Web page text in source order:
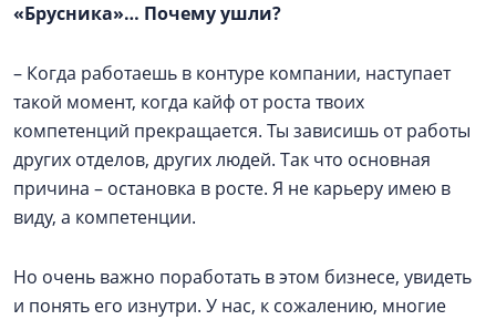
«Брусника»… Почему ушли?
– Когда работаешь в контуре компании, наступает
такой момент, когда кайф от роста твоих
компетенций прекращается. Ты зависишь от работы
других отделов, других людей. Так что основная
причина – остановка в росте. Я не карьеру имею в
виду, а компетенции.
Но очень важно поработать в этом бизнесе, увидеть
и понять его изнутри. У нас, к сожалению, многие